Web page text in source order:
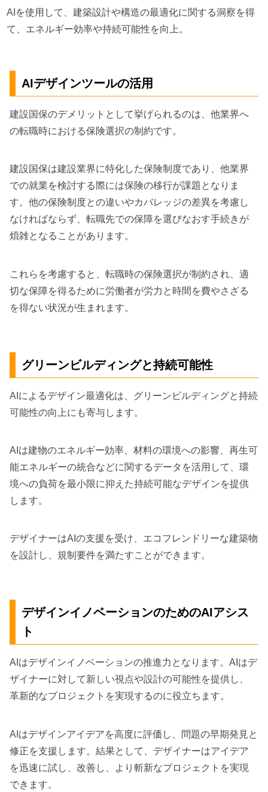
AIを使用して、建築設計や構造の最適化に関する洞察を得
て、エネルギー効率や持続可能性を向上。
AIデザインツールの活用
建設国保のデメリットとして挙げられるのは、他業界へ
の転職時における保険選択の制約です。
建設国保は建設業界に特化した保険制度であり、他業界
での就業を検討する際には保険の移行が課題となりま
す。他の保険制度との違いやカバレッジの差異を考慮し
なければならず、転職先での保障を選びなおす手続きが
煩雑となることがあります。
これらを考慮すると、転職時の保険選択が制約され、適
切な保障を得るために労働者が労力と時間を費やさざる
を得ない状況が生まれます。
グリーンビルディングと持続可能性
AIによるデザイン最適化は、グリーンビルディングと持続
可能性の向上にも寄与します。
AIは建物のエネルギー効率、材料の環境への影響、再生可
能エネルギーの統合などに関するデータを活用して、環
境への負荷を最小限に抑えた持続可能なデザインを提供
します。
デザイナーはAIの支援を受け、エコフレンドリーな建築物
を設計し、規制要件を満たすことができます。
デザインイノベーションのためのAIアシス
ト
AIはデザインイノベーションの推進力となります。AIはデ
ザイナーに対して新しい視点や設計の可能性を提供し、
革新的なプロジェクトを実現するのに役立ちます。
AIはデザインアイデアを高度に評価し、問題の早期発見と
修正を支援します。結果として、デザイナーはアイデア
を迅速に試し、改善し、より斬新なプロジェクトを実現
できます。